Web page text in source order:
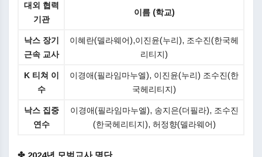
대외 협력
기관
이름 (학교)
낙스 장기
근속 교사
이혜란(델라웨어),이진윤(누리), 조수진(한국헤
리티지)
K 티쳐 이
수
이경애(필라임마누엘), 이진윤(누리) 조수진(한
국헤리티지)
낙스 집중
연수
이경애(필라임마누엘), 송지은(더필라), 조수진
(한국헤리티지), 허정향(델라웨어)